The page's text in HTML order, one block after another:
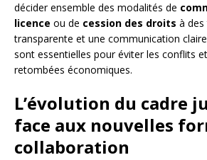
décider ensemble des modalités de
licence ou de cession des droits à des
transparente et une communication
sont essentielles pour éviter les conflits
retombées économiques.
L’évolution du cadre
face aux nouvelles
collaboration